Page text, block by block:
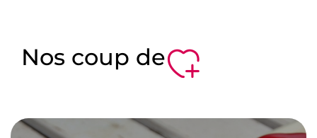
Nos coup de